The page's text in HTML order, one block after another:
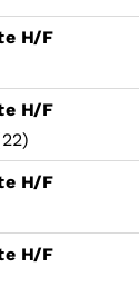
H/F
H/F
H/F
H/F